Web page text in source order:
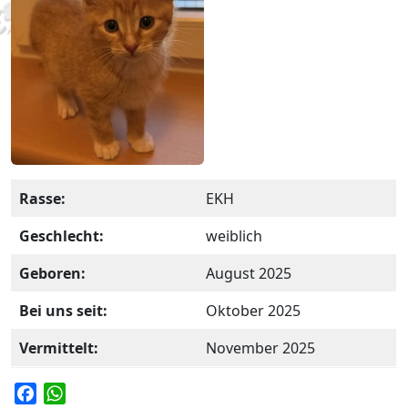
Rasse:
EKH
Geschlecht:
weiblich
Geboren:
August 2025
Bei uns seit:
Oktober 2025
Vermittelt:
November 2025